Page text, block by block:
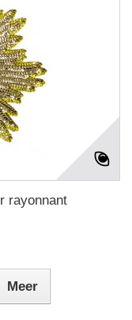
rayonnant
Meer